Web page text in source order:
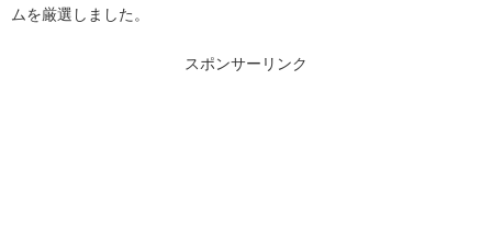
ムを厳選しました。
スポンサーリンク